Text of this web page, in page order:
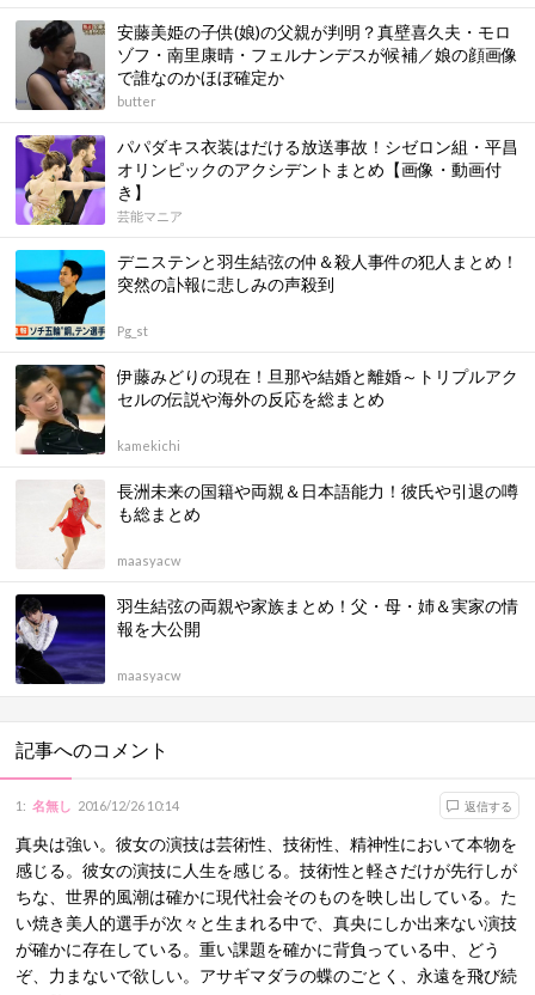
安藤美姫の子供(娘)の父親が判明？真壁喜久夫・モロ
ゾフ・南里康晴・フェルナンデスが候補／娘の顔画像
で誰なのかほぼ確定か
butter
パパダキス衣装はだける放送事故！シゼロン組・平昌
オリンピックのアクシデントまとめ【画像・動画付
き】
芸能マニア
デニステンと羽生結弦の仲＆殺人事件の犯人まとめ！
突然の訃報に悲しみの声殺到
Pg_st
伊藤みどりの現在！旦那や結婚と離婚～トリプルアク
セルの伝説や海外の反応を総まとめ
kamekichi
長洲未来の国籍や両親＆日本語能力！彼氏や引退の噂
も総まとめ
maasyacw
羽生結弦の両親や家族まとめ！父・母・姉＆実家の情
報を大公開
maasyacw
記事へのコメント
1 : 名無し 2016/12/26 10:14 返信する
真央は強い。彼女の演技は芸術性、技術性、精神性において本物を
感じる。彼女の演技に人生を感じる。技術性と軽さだけが先行しが
ちな、世界的風潮は確かに現代社会そのものを映し出している。た
い焼き美人的選手が次々と生まれる中で、真央にしか出来ない演技
が確かに存在している。重い課題を確かに背負っている中、どう
ぞ、力まないで欲しい。アサギマダラの蝶のごとく、永遠を飛び続